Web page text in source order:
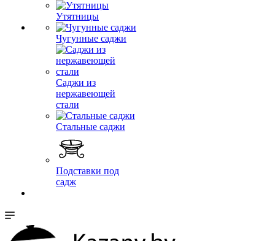
Утятницы
Чугунные саджи
Саджи из
нержавеющей
стали
Стальные саджи
Подставки под
садж